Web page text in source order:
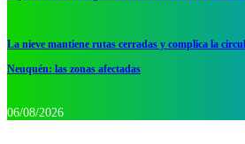
La nieve mantiene rutas cerradas y complica la
Neuquén: las zonas afectadas
06/08/2026